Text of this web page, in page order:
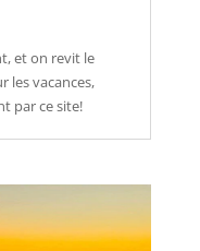
et on revit le
les vacances,
par ce site!